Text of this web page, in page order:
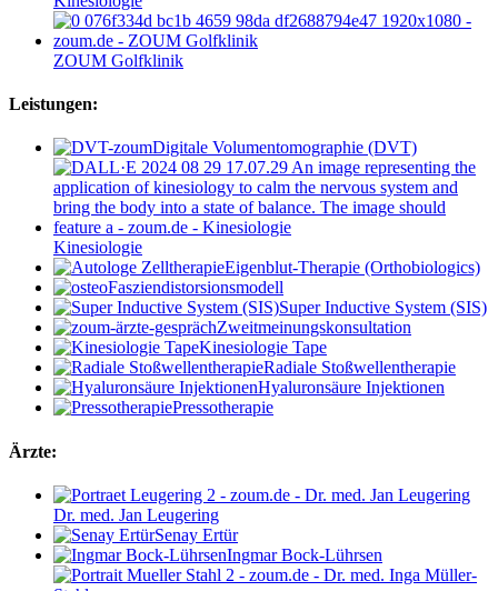
ZOUM Golfklinik
Leistungen:
Digitale Volumentomographie (DVT)
Kinesiologie
Eigenblut-Therapie (Orthobiologics)
Fasziendistorsionsmodell
Super Inductive System (SIS)
Zweitmeinungskonsultation
Kinesiologie Tape
Radiale Stoßwellentherapie
Hyaluronsäure Injektionen
Pressotherapie
Ärzte:
Dr. med. Jan Leugering
Senay Ertür
Ingmar Bock-Lührsen